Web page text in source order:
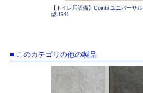
【トイレ用設備】Combi ユニバーサ
型US41
■ このカテゴリの他の製品